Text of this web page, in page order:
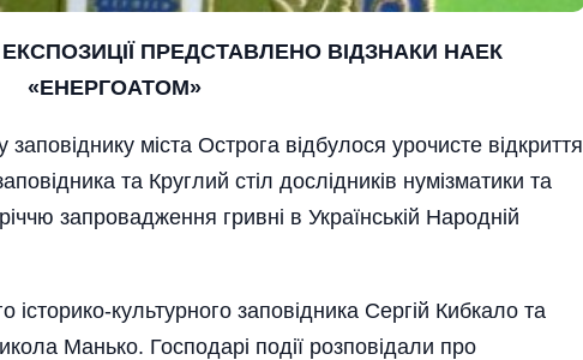
ПРЕДСТАВЛЕНО ВІДЗНАКИ НАЕК
«ЕНЕРГОАТОМ»
міста Острога відбулося урочисте відкриття
та Круглий стіл дослідників нумізматики та
запровадження гривні в Українській Народній
історико-культурного заповідника Сергій Кибкало та
Манько. Господарі події розповідали про